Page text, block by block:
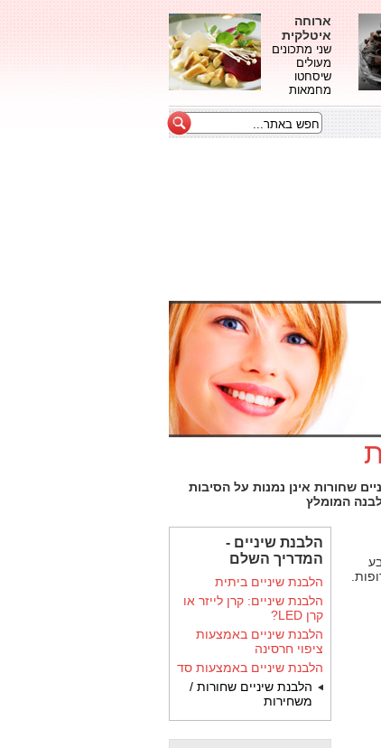
ארוחה
איטלקית
שני מתכונים
מעולים
שיסחטו
מחמאות
שחורות אינן נמנות על הסיבות
המומלץ
הלבנת שיניים -
המדריך השלם
הלבנת שיניים ביתית
הלבנת שיניים: קרן לייזר או
קרן LED?
הלבנת שיניים באמצעות
ציפוי חרסינה
הלבנת שיניים באמצעות סד
הלבנת שיניים שחורות /
משחירות